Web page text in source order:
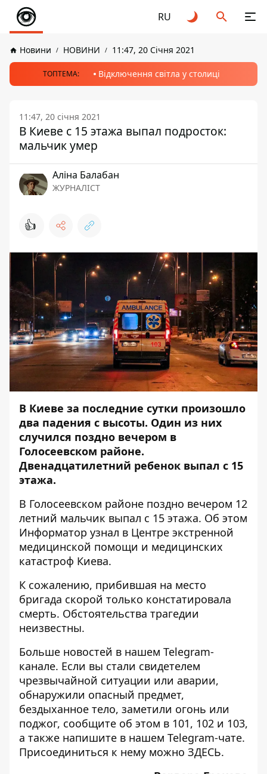
RU
Новини НОВИНИ 11:47, 20 Січня 2021
ТОПТЕМА: Відключення світла у столиці
11:47, 20 січня 2021
В Киеве с 15 этажа выпал подросток:
мальчик умер
Аліна Балабан
ЖУРНАЛІСТ
👍
В Киеве за последние сутки произошло
два падения с высоты. Один из них
случился поздно вечером в
Голосеевском районе.
Двенадцатилетний ребенок выпал с 15
этажа.
В Голосеевском районе поздно вечером 12
летний мальчик выпал с 15 этажа. Об этом
Информатор узнал в Центре экстренной
медицинской помощи и медицинских
катастроф Киева.
К сожалению, прибившая на место
бригада скорой только констатировала
смерть. Обстоятельства трагедии
неизвестны.
Больше новостей в нашем Telegram-
канале. Если вы стали свидетелем
чрезвычайной ситуации или аварии,
обнаружили опасный предмет,
бездыханное тело, заметили огонь или
поджог, сообщите об этом в 101, 102 и 103,
а также напишите в нашем Telegram-чате.
Присоединиться к нему можно ЗДЕСЬ.